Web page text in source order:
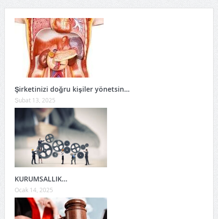
Şirketinizi doğru kişiler yönetsin…
Şubat 13, 2025
KURUMSALLIK…
Ocak 14, 2025